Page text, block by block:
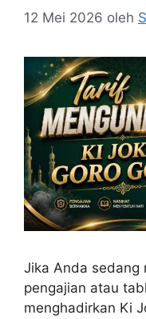
12 Mei 2026 oleh
Jika Anda sedang
pengajian atau
menghadirkan Ki